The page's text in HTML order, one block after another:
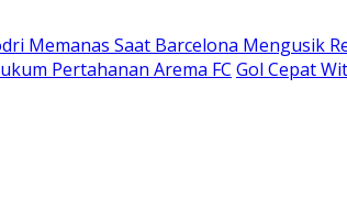
Memanas Saat Barcelona Mengusik
Pertahanan Arema FC Gol Cepat